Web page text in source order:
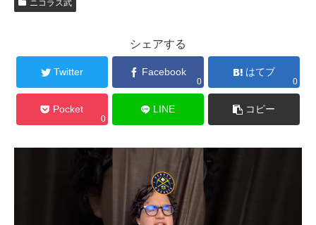
ニコラス武
シェアする
Twitter Facebook
0
はてブ
0
Pocket
0
LINE コピー